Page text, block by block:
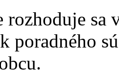
rozhoduje sa
poradného